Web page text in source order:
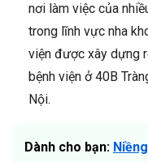
nơi làm việc của
trong lĩnh vực nha
viện được xây dựng
bệnh viện ở 40B
Nội.
Dành cho bạn: